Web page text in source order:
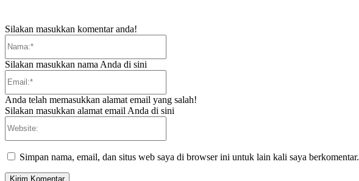
Silakan masukkan komentar anda!
Silakan masukkan nama Anda di sini
Anda telah memasukkan alamat email yang salah!
Silakan masukkan alamat email Anda di sini
Simpan nama, email, dan situs web saya di browser ini untuk lain kali saya berkomentar.